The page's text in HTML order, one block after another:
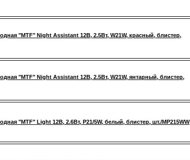
"MTF" Night Assistant 12В, 2.5Вт, W21W, красный, блистер,
"MTF" Night Assistant 12В, 2.5Вт, W21W, янтарный, блистер,
"MTF" Light 12В, 2.6Вт, P21/5W, белый, блистер, шт./MP215WW